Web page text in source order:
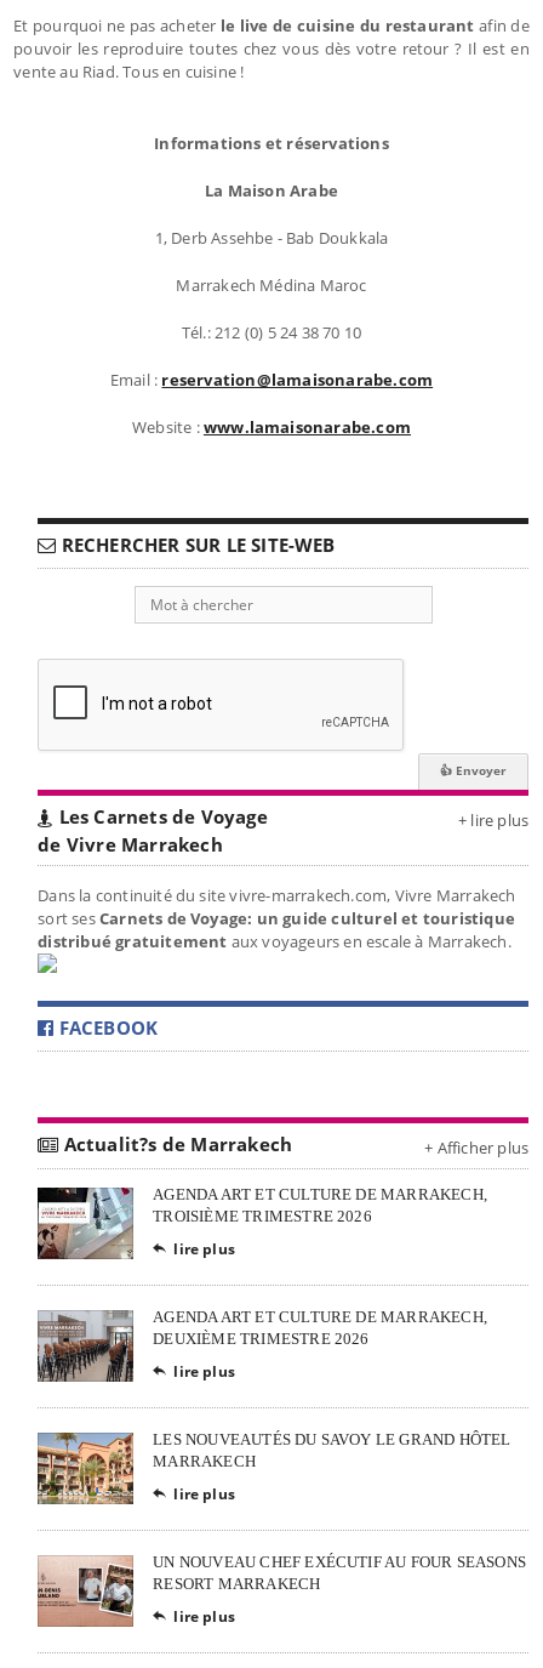
Et pourquoi ne pas acheter le live de cuisine du restaurantafin de
pouvoir les reproduire toutes chez vous dès votre retour ? Il est en
vente au Riad. Tous en cuisine !
Informations et réservations
La Maison Arabe
1, Derb Assehbe - Bab Doukkala
Marrakech Médina Maroc
Tél.: 212 (0) 5 24 38 70 10
Email : reservation@lamaisonarabe.com
Website :www.lamaisonarabe.com
RECHERCHER SUR LE SITE-WEB
Les Carnets de Voyage
de Vivre Marrakech
+ lire plus
Dans la continuité du site vivre-marrakech.com, Vivre Marrakech
sort sesCarnets de Voyage: un guide culturel et touristique
distribué gratuitement aux voyageurs en escale à Marrakech.
FACEBOOK
Actualit?s de Marrakech + Afficher plus
AGENDA ART ET CULTURE DE MARRAKECH,
TROISIÈME TRIMESTRE 2026
 lire plus
AGENDA ART ET CULTURE DE MARRAKECH,
DEUXIÈME TRIMESTRE 2026
 lire plus
LES NOUVEAUTÉS DU SAVOY LE GRAND HÔTEL
MARRAKECH
 lire plus
UN NOUVEAU CHEF EXÉCUTIF AU FOUR SEASONS
RESORT MARRAKECH
 lire plus